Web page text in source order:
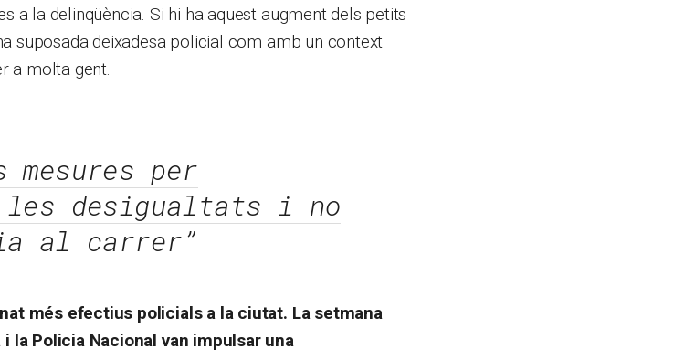
a la delinqüència. Si hi ha aquest augment dels petits
suposada deixadesa policial com amb un context
a molta gent.
mesures per
desigualtats i no
al carrer”
més efectius policials a la ciutat. La setmana
i la Policia Nacional van impulsar una